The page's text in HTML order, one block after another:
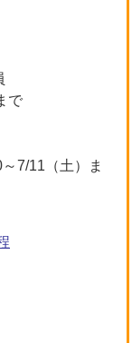
で
7/11（土）ま